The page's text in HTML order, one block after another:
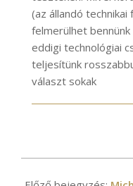
(az állandó
felmerülhet
eddigi technológiai
teljesítünk
választ sokak